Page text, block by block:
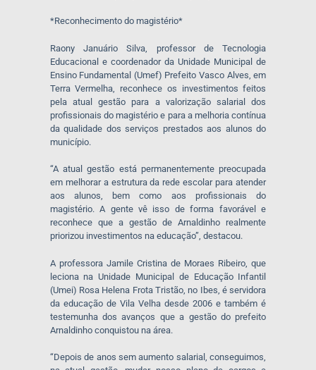
*Reconhecimento do magistério*
Raony Januário Silva, professor de Tecnologia
Educacional e coordenador da Unidade Municipal de
Ensino Fundamental (Umef) Prefeito Vasco Alves, em
Terra Vermelha, reconhece os investimentos feitos
pela atual gestão para a valorização salarial dos
profissionais do magistério e para a melhoria contínua
da qualidade dos serviços prestados aos alunos do
município.
“A atual gestão está permanentemente preocupada
em melhorar a estrutura da rede escolar para atender
aos alunos, bem como aos profissionais do
magistério. A gente vê isso de forma favorável e
reconhece que a gestão de Arnaldinho realmente
priorizou investimentos na educação”, destacou.
A professora Jamile Cristina de Moraes Ribeiro, que
leciona na Unidade Municipal de Educação Infantil
(Umei) Rosa Helena Frota Tristão, no Ibes, é servidora
da educação de Vila Velha desde 2006 e também é
testemunha dos avanços que a gestão do prefeito
Arnaldinho conquistou na área.
“Depois de anos sem aumento salarial, conseguimos,